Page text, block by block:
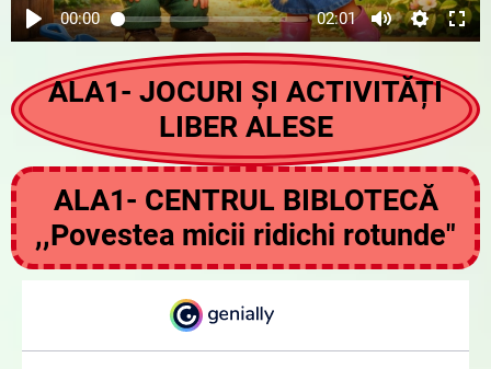
00:00 02:01
ALA1- JOCURI ȘI ACTIVITĂȚI
LIBER ALESE
ALA1- CENTRUL BIBLOTECĂ
,,Povestea micii ridichi rotunde"